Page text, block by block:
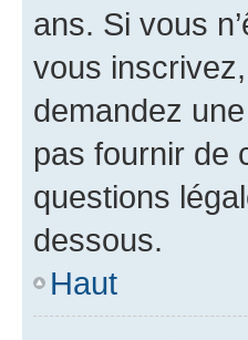
ans. Si vous
vous
demandez
pas fournir de
questions
dessous.
Haut